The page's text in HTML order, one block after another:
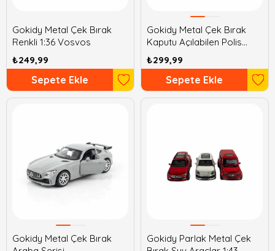
Gokidy Metal Çek Bırak
Renkli 1:36 Vosvos
₺249,99
Sepete Ekle
Gokidy Metal Çek Bırak
Kaputu Açılabilen Polis
Arabaları
₺299,99
Sepete Ekle
Gokidy Metal Çek Bırak
Gokidy Parlak Metal Çek